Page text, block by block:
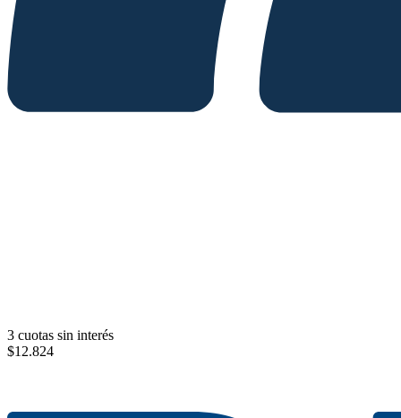
3 cuotas sin interés
$12.824